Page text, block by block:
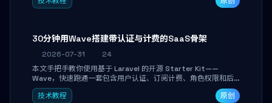
搞定本地 LLM 部署。
30分钟用Wave搭建带认证与计费的SaaS骨架
2026-07-31
24
本文手把手教你使用基于 Laravel 的开源 Starter Kit——
Wave，快速跑通一套包含用户认证、订阅计费、角色权限和后
台管理的完整 SaaS 骨架。附带 Stripe 测试支付对接与自定义
业务页面开发实战，助你省去重复基建时间，将精力聚焦于核心
技术教程 原创